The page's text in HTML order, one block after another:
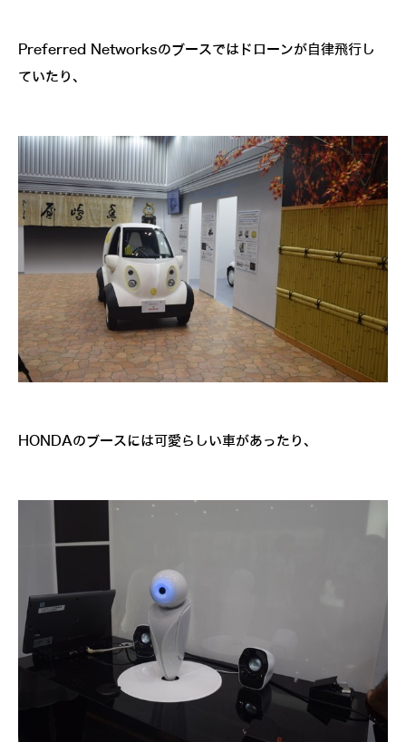
Preferred Networksのブースではドローンが自律飛行し
ていたり、
HONDAのブースには可愛らしい車があったり、